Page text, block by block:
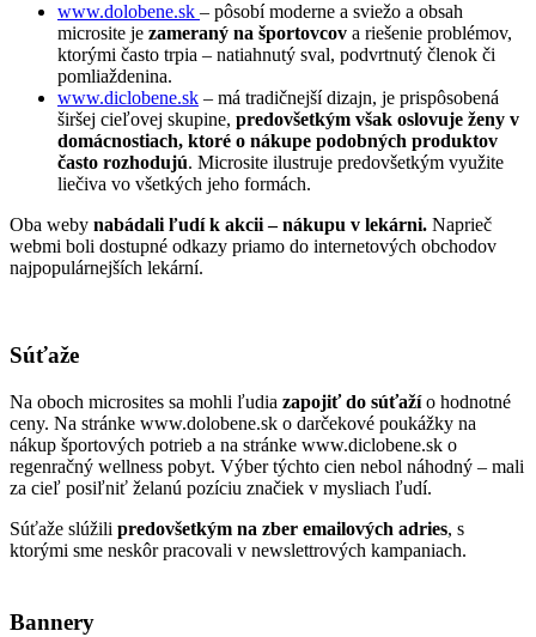
www.dolobene.sk – pôsobí moderne a sviežo a obsah
microsite je zameraný na športovcov a riešenie problémov,
ktorými často trpia – natiahnutý sval, podvrtnutý členok či
pomliaždenina.
www.diclobene.sk – má tradičnejší dizajn, je prispôsobená
širšej cieľovej skupine, predovšetkým však oslovuje ženy v
domácnostiach, ktoré o nákupe podobných produktov
často rozhodujú. Microsite ilustruje predovšetkým využite
liečiva vo všetkých jeho formách.
Oba weby nabádali ľudí k akcii – nákupu v lekárni. Naprieč
webmi boli dostupné odkazy priamo do internetových obchodov
najpopulárnejších lekární.
Súťaže
Na oboch microsites sa mohli ľudia zapojiť do súťažío hodnotné
ceny. Na stránke www.dolobene.sk o darčekové poukážky na
nákup športových potrieb a na stránke www.diclobene.sk o
regenračný wellness pobyt. Výber týchto cien nebol náhodný – mali
za cieľ posiľniť želanú pozíciu značiek v mysliach ľudí.
Súťaže slúžili predovšetkým na zber emailových adries, s
ktorými sme neskôr pracovali v newslettrových kampaniach.
Bannery